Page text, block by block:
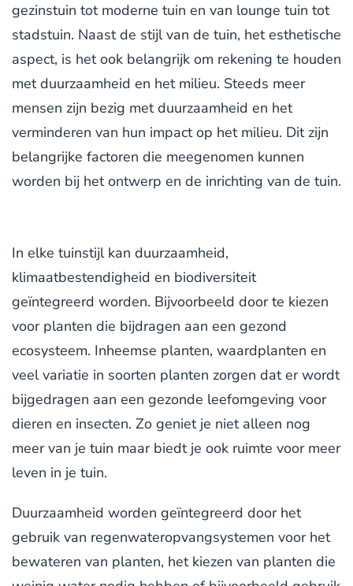
gezinstuin tot moderne tuin en van lounge tuin tot
stadstuin. Naast de stijl van de tuin, het esthetische
aspect, is het ook belangrijk om rekening te houden
met duurzaamheid en het milieu. Steeds meer
mensen zijn bezig met duurzaamheid en het
verminderen van hun impact op het milieu. Dit zijn
belangrijke factoren die meegenomen kunnen
worden bij het ontwerp en de inrichting van de tuin.
In elke tuinstijl kan duurzaamheid,
klimaatbestendigheid en biodiversiteit
geïntegreerd worden. Bijvoorbeeld door te kiezen
voor planten die bijdragen aan een gezond
ecosysteem. Inheemse planten, waardplanten en
veel variatie in soorten planten zorgen dat er wordt
bijgedragen aan een gezonde leefomgeving voor
dieren en insecten. Zo geniet je niet alleen nog
meer van je tuin maar biedt je ook ruimte voor meer
leven in je tuin.
Duurzaamheid worden geïntegreerd door het
gebruik van regenwateropvangsystemen voor het
bewateren van planten, het kiezen van planten die